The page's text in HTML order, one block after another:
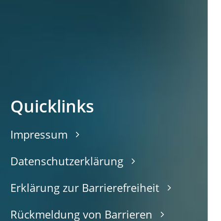
Quicklinks
Impressum
Datenschutzerklärung
Erklärung zur Barrierefreiheit
Rückmeldung von Barrieren